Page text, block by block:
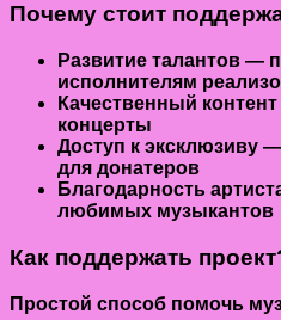
Почему стоит
Развитие талантов —
исполнителям
Качественный контент
концерты
Доступ к эксклюзиву —
для донатеров
Благодарность
любимых музыкантов
Как поддержать
Простой способ помочь